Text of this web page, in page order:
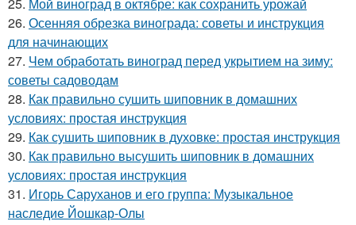
26. Осенняя обрезка винограда: советы и инструкция
для начинающих
27. Чем обработать виноград перед укрытием на зиму:
советы садоводам
28. Как правильно сушить шиповник в домашних
условиях: простая инструкция
29. Как сушить шиповник в духовке: простая инструкция
30. Как правильно высушить шиповник в домашних
условиях: простая инструкция
31. Игорь Саруханов и его группа: Музыкальное
наследие Йошкар-Олы